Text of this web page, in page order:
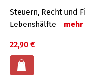
Steuern, Recht und
Lebenshälfte
mehr
22,90 €